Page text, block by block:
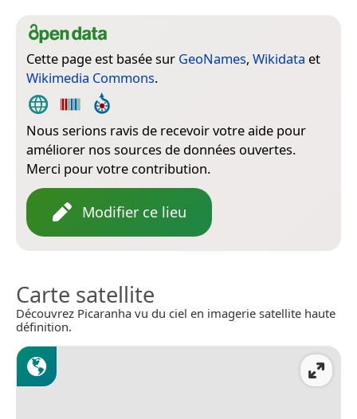
Cette page est basée sur GeoNames, Wikidata et
Wikimedia Commons.
Nous serions ravis de recevoir votre aide pour
améliorer nos sources de données ouvertes.
Merci pour votre contribution.
Modifier ce lieu
Carte satellite
Découvrez Picaranha vu du ciel en imagerie satellite haute
définition.